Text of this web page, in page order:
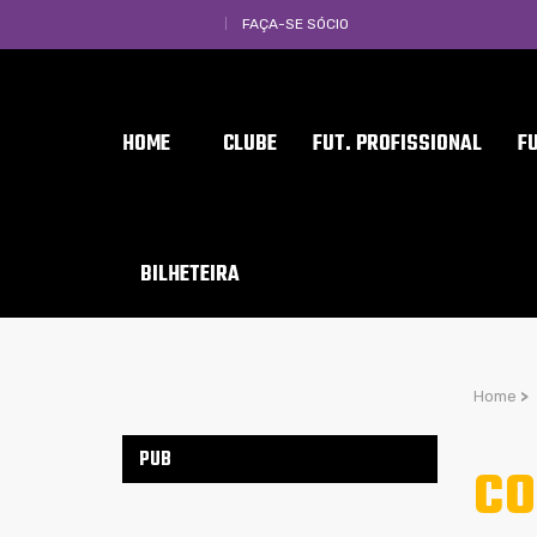
FAÇA-SE SÓCIO
HOME CLUBE FUT. PROFISSIONAL
BILHETEIRA
Home >
PUB